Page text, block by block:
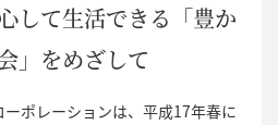
して生活できる 「豊か
」をめざして
ポレーションは、平成17年春に